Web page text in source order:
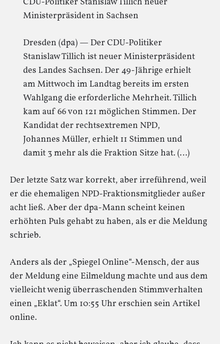
Ministerpräsident in Sachsen
Dresden (dpa) — Der CDU-Politiker
Stanislaw Tillich ist neuer Ministerpräsident
des Landes Sachsen. Der 49-Jährige erhielt
am Mittwoch im Landtag bereits im ersten
Wahlgang die erforderliche Mehrheit. Tillich
kam auf 66 von 121 möglichen Stimmen. Der
Kandidat der rechtsextremen NPD,
Johannes Müller, erhielt 11 Stimmen und
damit 3 mehr als die Fraktion Sitze hat. (…)
Der letzte Satz war korrekt, aber irreführend, weil
er die ehemaligen NPD-Fraktionsmitglieder außer
acht ließ. Aber der dpa-Mann scheint keinen
erhöhten Puls gehabt zu haben, als er die Meldung
schrieb.
Anders als der „Spiegel Online“-Mensch, der aus
der Meldung eine Eilmeldung machte und aus dem
vielleicht wenig überraschenden Stimmverhalten
einen „Eklat“. Um 10:55 Uhr erschien sein Artikel
online.